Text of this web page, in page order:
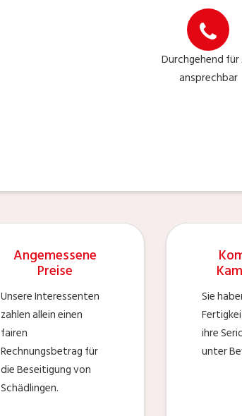
Durchgehend für
ansprechbar
Angemessene
Preise
Unsere Interessenten
zahlen allein einen
fairen
Rechnungsbetrag für
die Beseitigung von
Schädlingen.
Sie
ihre
unter